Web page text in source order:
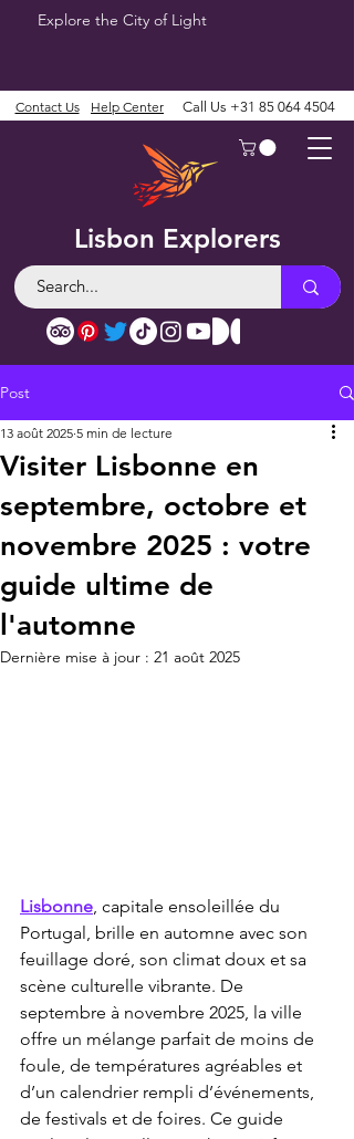
Explore the City of Light
Lisbon Explorers
Contact Us Help Center Call Us +31 85 064 4504
Post
Visiter Lisbonne en
septembre, octobre et
novembre 2025 : votre
guide ultime de
l'automne
13 août 2025 5 min de lecture
Dernière mise à jour : 21 août 2025
Lisbonne, capitale ensoleillée du
Portugal, brille en automne avec son
feuillage doré, son climat doux et sa
scène culturelle vibrante. De
septembre à novembre 2025, la ville
offre un mélange parfait de moins de
foule, de températures agréables et
d’un calendrier rempli d’événements,
de festivals et de foires. Ce guide